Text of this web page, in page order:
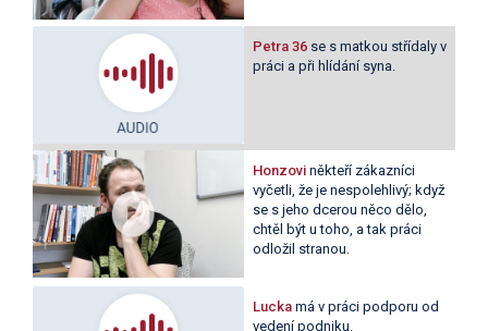
Petra 36se s matkou střídaly v
práci a při hlídání syna.
Honzovi někteří zákazníci
vyčetli, že je nespolehlivý; když
se s jeho dcerou něco dělo,
chtěl být u toho, a tak práci
odložil stranou.
Luckamá v práci podporu od
vedení podniku.